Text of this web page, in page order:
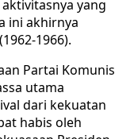
yang
ini akhirnya
1966).
Partai Komunis
utama
dari kekuatan
habis oleh